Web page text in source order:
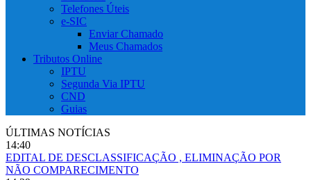
Telefones Úteis
e-SIC
Enviar Chamado
Meus Chamados
Tributos Online
IPTU
Segunda Via IPTU
CND
Guias
ÚLTIMAS NOTÍCIAS
14:40
EDITAL DE DESCLASSIFICAÇÃO , ELIMINAÇÃO POR
NÃO COMPARECIMENTO